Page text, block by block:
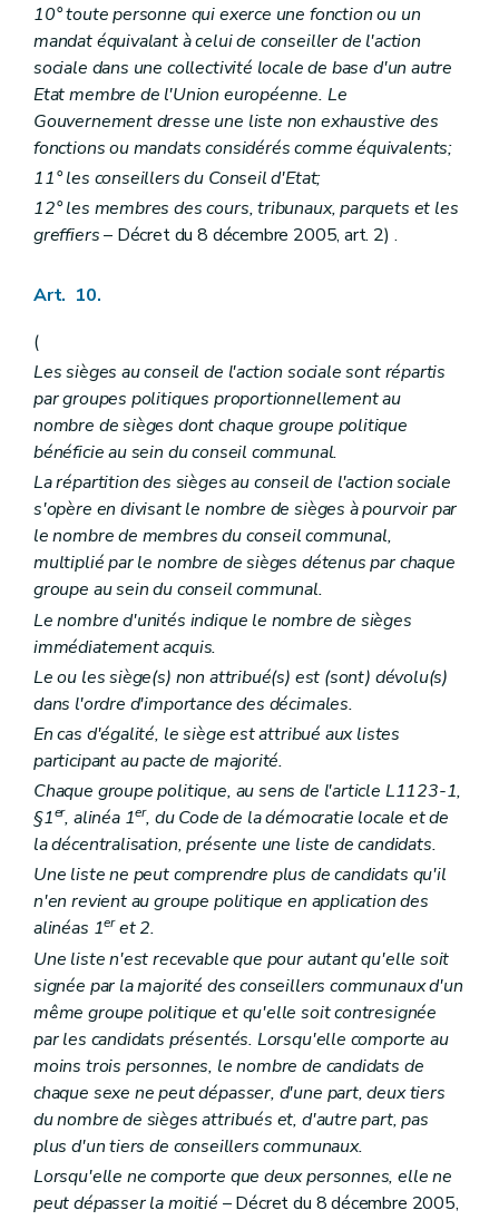
10° toute personne qui exerce une fonction ou un
mandat équivalant à celui de conseiller de l'action
sociale dans une collectivité locale de base d'un autre
Etat membre de l'Union européenne. Le
Gouvernement dresse une liste non exhaustive des
fonctions ou mandats considérés comme équivalents;
11° les conseillers du Conseil d'Etat;
12° les membres des cours, tribunaux, parquets et les
greffiers– Décret du 8 décembre 2005, art. 2) .
Art. 10.
(
Les sièges au conseil de l'action sociale sont répartis
par groupes politiques proportionnellement au
nombre de sièges dont chaque groupe politique
bénéficie au sein du conseil communal.
La répartition des sièges au conseil de l'action sociale
s'opère en divisant le nombre de sièges à pourvoir par
le nombre de membres du conseil communal,
multiplié par le nombre de sièges détenus par chaque
groupe au sein du conseil communal.
Le nombre d'unités indique le nombre de sièges
immédiatement acquis.
Le ou les siège(s) non attribué(s) est (sont) dévolu(s)
dans l'ordre d'importance des décimales.
En cas d'égalité, le siège est attribué aux listes
participant au pacte de majorité.
Chaque groupe politique, au sens de l'article L1123-1,
§1er, alinéa 1er, du Code de la démocratie locale et de
la décentralisation, présente une liste de candidats.
Une liste ne peut comprendre plus de candidats qu'il
n'en revient au groupe politique en application des
alinéas 1eret 2.
Une liste n'est recevable que pour autant qu'elle soit
signée par la majorité des conseillers communaux d'un
même groupe politique et qu'elle soit contresignée
par les candidats présentés. Lorsqu'elle comporte au
moins trois personnes, le nombre de candidats de
chaque sexe ne peut dépasser, d'une part, deux tiers
du nombre de sièges attribués et, d'autre part, pas
plus d'un tiers de conseillers communaux.
Lorsqu'elle ne comporte que deux personnes, elle ne
peut dépasser la moitié – Décret du 8 décembre 2005,